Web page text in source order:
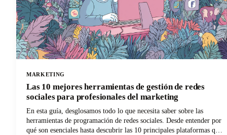
MARKETING
Las 10 mejores herramientas de gestión de redes
sociales para profesionales del marketing
En esta guía, desglosamos todo lo que necesita saber sobre las
herramientas de programación de redes sociales. Desde entender por
qué son esenciales hasta descubrir las 10 principales plataformas que